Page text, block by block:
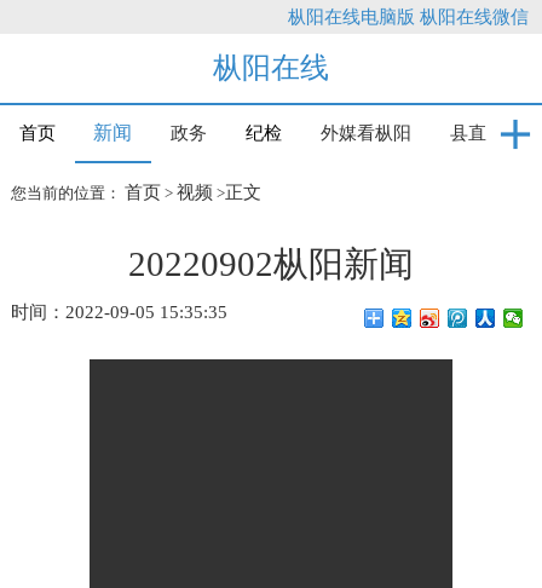
枞阳在线电脑版 枞阳在线微信
枞阳在线
首页 新闻 政务 纪检 外媒看枞阳 县直
您当前的位置： 首页 > 视频 >正文
20220902枞阳新闻
时间：2022-09-05 15:35:35